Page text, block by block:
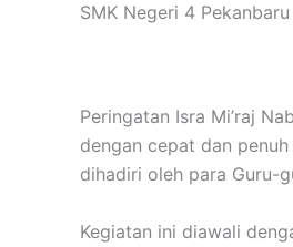
SMK Negeri 4
Peringatan Isra Mi’raj
dengan cepat dan
dihadiri oleh para Guru-
Kegiatan ini diawali